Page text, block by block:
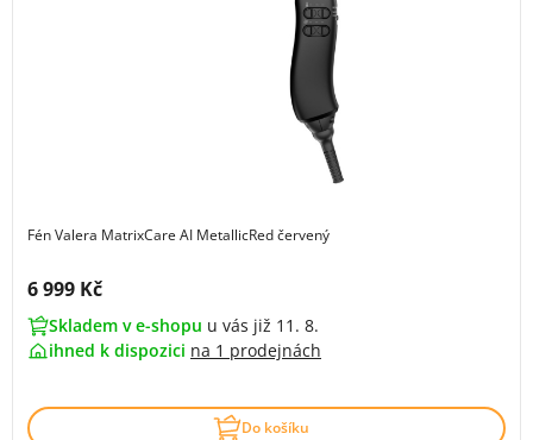
Fén Valera MatrixCare AI MetallicRed červený
Cena s DPH:
6 999 Kč
Skladem v e-shopu u vás již 11. 8.
ihned k dispozici na 1 prodejnách
Do košíku